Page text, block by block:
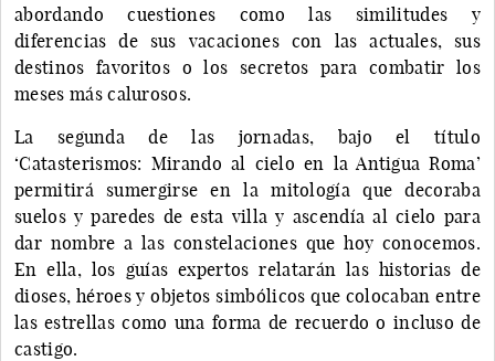
abordando cuestiones como las similitudes y
diferencias de sus vacaciones con las actuales, sus
destinos favoritos o los secretos para combatir los
meses más calurosos.
La segunda de las jornadas, bajo el título
‘Catasterismos: Mirando al cielo en la Antigua Roma’
permitirá sumergirse en la mitología que decoraba
suelos y paredes de esta villa y ascendía al cielo para
dar nombre a las constelaciones que hoy conocemos.
En ella, los guías expertos relatarán las historias de
dioses, héroes y objetos simbólicos que colocaban entre
las estrellas como una forma de recuerdo o incluso de
castigo.